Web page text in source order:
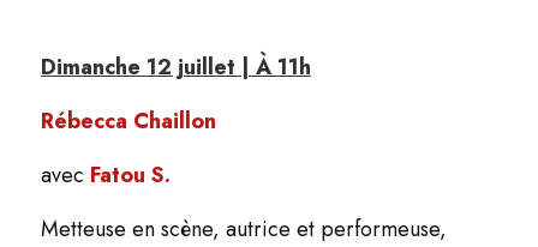
Dimanche 12 juillet | À 11h
Rébecca Chaillon
avec Fatou S.
Metteuse en scène, autrice et performeuse,